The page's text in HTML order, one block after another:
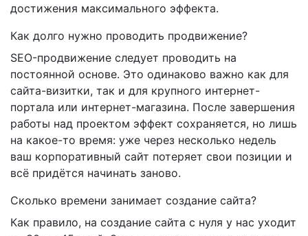
достижения максимального эффекта.
Как долго нужно проводить продвижение?
SEO-продвижение следует проводить на
постоянной основе. Это одинаково важно как для
сайта-визитки, так и для крупного интернет-
портала или интернет-магазина. После завершения
работы над проектом эффект сохраняется, но лишь
на какое-то время: уже через несколько недель
ваш корпоративный сайт потеряет свои позиции и
всё придётся начинать заново.
Сколько времени занимает создание сайта?
Как правило, на создание сайта с нуля у нас уходит